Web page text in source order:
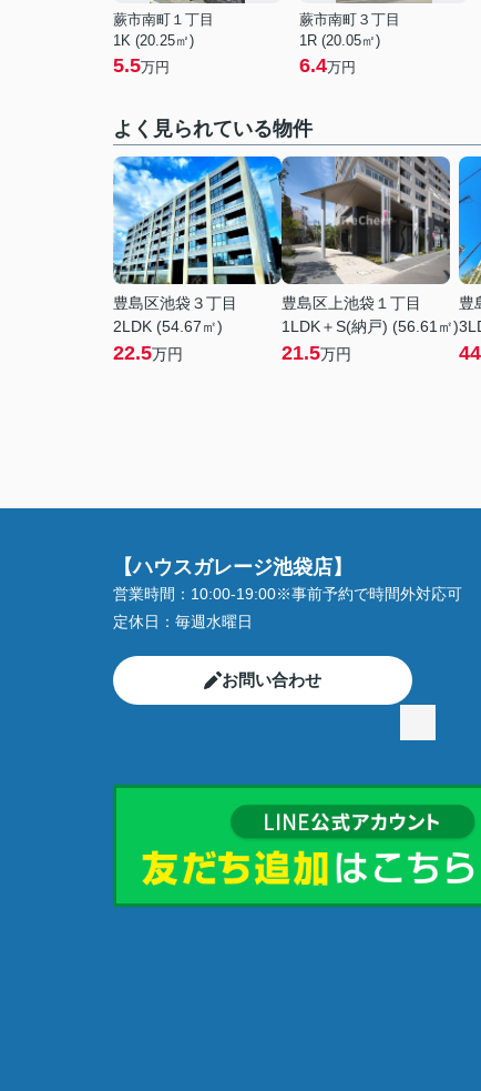
蕨市南町１丁目
1K (20.25㎡)
5.5万円
蕨市南町３丁目
1R (20.05㎡)
6.4万円
よく見られている物件
豊島区池袋３丁目
2LDK (54.67㎡)
22.5万円
豊島区上池袋１丁目
1LDK＋S(納戸) (56.61㎡)
21.5万円
豊
【ハウスガレージ池袋店】
営業時間： 10:00-19:00※事前予約で時間外対応可
定休日： 毎週水曜日
お問い合わせ